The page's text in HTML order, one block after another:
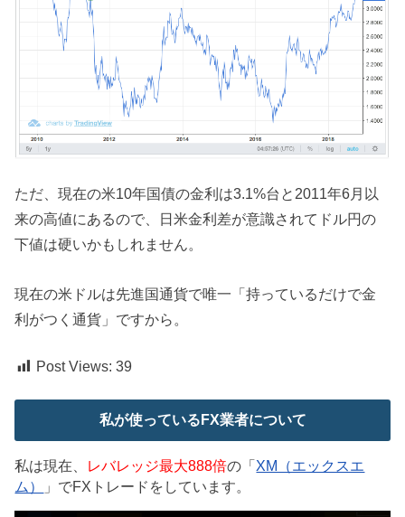
ただ、現在の米10年国債の金利は3.1%台と2011年6月以
来の高値にあるので、日米金利差が意識されてドル円の
下値は硬いかもしれません。
現在の米ドルは先進国通貨で唯一「持っているだけで金
利がつく通貨」ですから。
Post Views: 39
私が使っているFX業者について
私は現在、 レバレッジ最大888倍の「 XM（エックスエ
ム）
」でFXトレードをしています。